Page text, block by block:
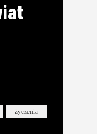
życzenia